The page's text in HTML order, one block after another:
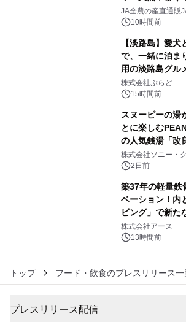
販売！～毎月１
JA全農の産直通販
10時間前
【淡路島】愛
で、一緒に泊ま
用の淡路島グル
プール グランピ
スの2施設で
株式会社ぷらど
15時間前
スヌーピーの湯
とに楽しむ
の人気銭湯「改
ラボレーショ
ボグッズも発売
株式会社ソニー・
2日前
築37年の軽量鉄
ベーション！内
ビング」で新た
事例を株式会社
株式会社アース
13時間前
トップ フード・飲食のプレスリリース一
プレスリリース配信